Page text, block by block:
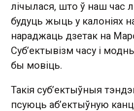
лічылася, што ў наш час
будуць жыць у калоніях
нараджаць дзетак на
Суб’ектывізм часу і
бы мовіць.
Такія суб’ектыўныя
псуюць аб’ектыўную